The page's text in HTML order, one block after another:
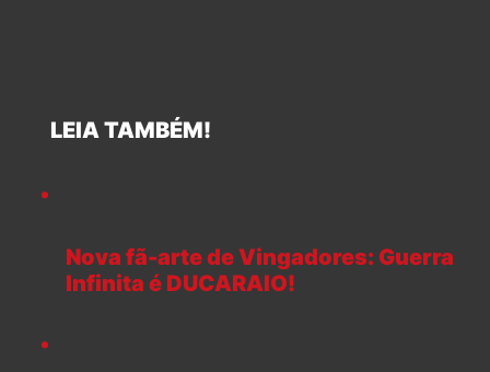
LEIA TAMBÉM!
Nova fã-arte de Vingadores: Guerra
Infinita é DUCARAIO!